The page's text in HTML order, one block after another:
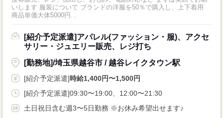
いします 服装について ブランドの洋服を50％で購入し、上下着用
商品単価大体5000円...
[紹介予定派遣]アパレル(ファッション・服)、アクセ
サリー・ジュエリー販売、レジ打ち
[勤務地]/埼玉県越谷市 / 越谷レイクタウン駅
[紹介予定派遣]時給1,400円〜1,500円
[紹介予定派遣]09:30〜19:00、12:00〜21:30
土日祝日含む週3〜5日勤務 ※お休み希望出せます♪